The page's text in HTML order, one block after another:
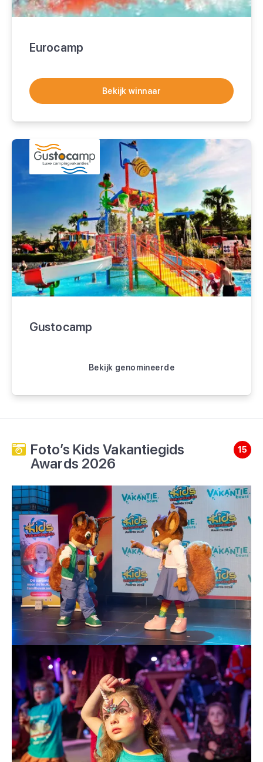
Eurocamp
Bekijk winnaar
Gustocamp
Bekijk genomineerde
Foto’s Kids Vakantiegids
Awards 2026
15